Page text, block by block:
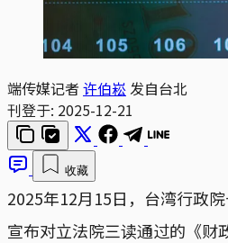
端传媒记者 许伯崧 发自台北
刊登于: 2025-12-21
收藏
2025年12月15日，台湾行政院
宣布对立法院三读通过的《财